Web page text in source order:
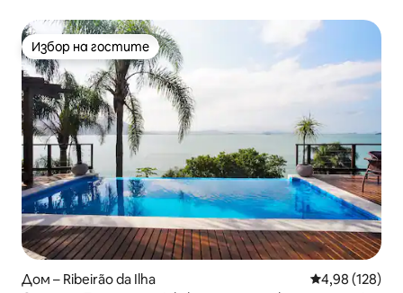
Избор на гостите
Избор на гостите
Дом – Ribeirão da Ilha Средна
4,98 (128)